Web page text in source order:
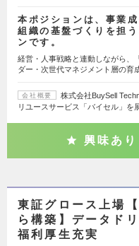
本ポジションは、事業
組織の基盤づくりを担
ンです。
経営・人事戦略と連動しながら、
ダー・次世代マネジメント層の育
会社概要
株式会社BuySell
リユースサービス「バイセル」を
興味あり
東証グロース上場
ら構築】データド
福利厚生充実